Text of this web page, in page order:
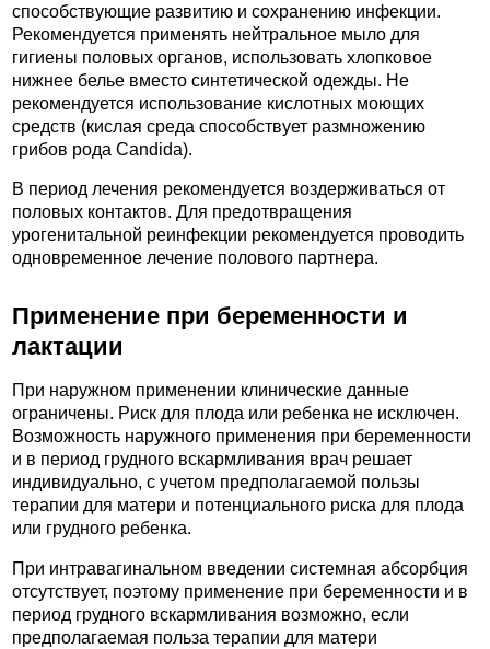
способствующие развитию и сохранению инфекции.
Рекомендуется применять нейтральное мыло для
гигиены половых органов, использовать хлопковое
нижнее белье вместо синтетической одежды. Не
рекомендуется использование кислотных моющих
средств (кислая среда способствует размножению
грибов рода Candida).
В период лечения рекомендуется воздерживаться от
половых контактов. Для предотвращения
урогенитальной реинфекции рекомендуется проводить
одновременное лечение полового партнера.
Применение при беременности и
лактации
При наружном применении клинические данные
ограничены. Риск для плода или ребенка не исключен.
Возможность наружного применения при беременности
и в период грудного вскармливания врач решает
индивидуально, с учетом предполагаемой пользы
терапии для матери и потенциального риска для плода
или грудного ребенка.
При интравагинальном введении системная абсорбция
отсутствует, поэтому применение при беременности и в
период грудного вскармливания возможно, если
предполагаемая польза терапии для матери